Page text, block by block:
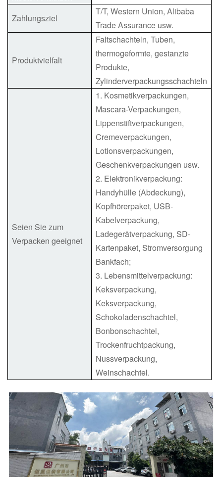
Zahlungsziel
T/T, Western Union, Alibaba
Trade Assurance usw.
Produktvielfalt
Faltschachteln, Tuben,
thermogeformte, gestanzte
Produkte,
Zylinderverpackungsschachteln
Seien Sie zum
Verpacken geeignet
1. Kosmetikverpackungen,
Mascara-Verpackungen,
Lippenstiftverpackungen,
Cremeverpackungen,
Lotionsverpackungen,
Geschenkverpackungen usw.
2. Elektronikverpackung:
Handyhülle (Abdeckung),
Kopfhörerpaket, USB-
Kabelverpackung,
Ladegerätverpackung, SD-
Kartenpaket, Stromversorgung
Bankfach;
3. Lebensmittelverpackung:
Keksverpackung,
Keksverpackung,
Schokoladenschachtel,
Bonbonschachtel,
Trockenfruchtpackung,
Nussverpackung,
Weinschachtel.